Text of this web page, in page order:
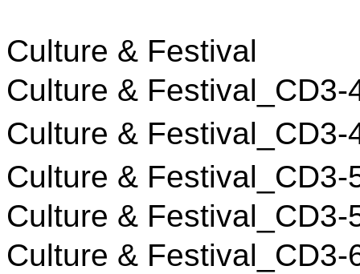
Culture & Festival
Culture & Festival_CD3-
Culture & Festival_CD3-
Culture & Festival_CD3-
Culture & Festival_CD3-
Culture & Festival_CD3-